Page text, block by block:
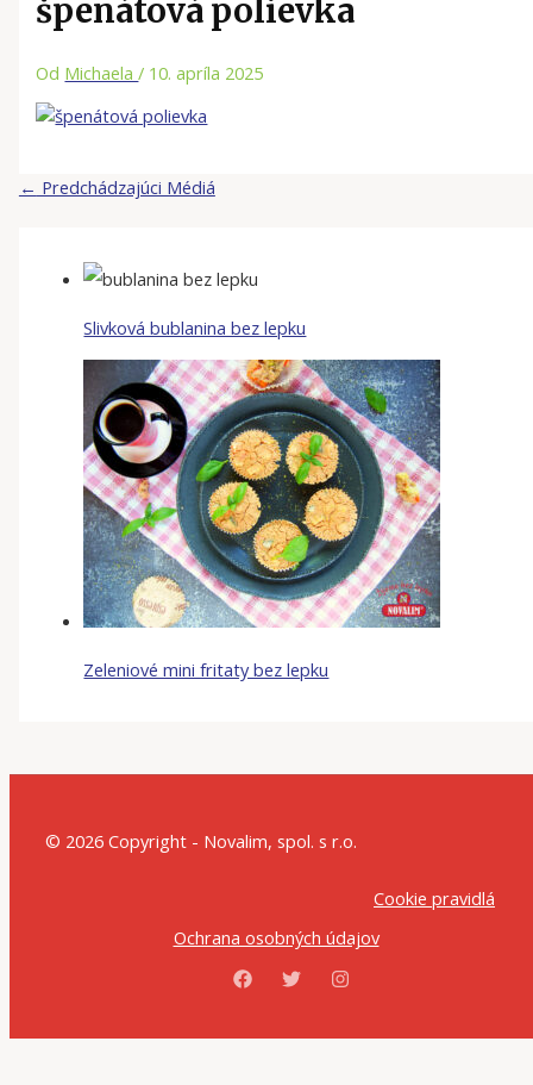
špenátová polievka
Od Michaela/ 10. apríla 2025
← Predchádzajúci Médiá
Slivková bublanina bez lepku
Zeleniové mini fritaty bez lepku
© 2026 Copyright - Novalim, spol. s r.o.
Cookie pravidlá
Ochrana osobných údajov